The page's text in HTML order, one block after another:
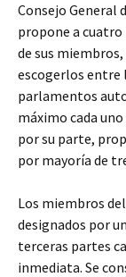
Consejo General
propone a
de sus
escogerlos entre
parlamentos
máximo cada
por su parte,
por mayoría de
Los miembros
designados por
terceras partes
inmediata. Se